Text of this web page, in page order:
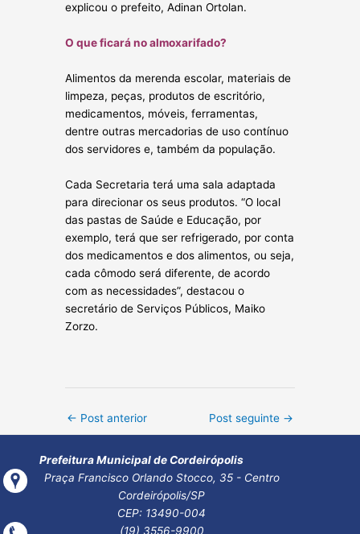
explicou o prefeito, Adinan Ortolan.
O que ficará no almoxarifado?
Alimentos da merenda escolar, materiais de
limpeza, peças, produtos de escritório,
medicamentos, móveis, ferramentas,
dentre outras mercadorias de uso contínuo
dos servidores e, também da população.
Cada Secretaria terá uma sala adaptada
para direcionar os seus produtos. “O local
das pastas de Saúde e Educação, por
exemplo, terá que ser refrigerado, por conta
dos medicamentos e dos alimentos, ou seja,
cada cômodo será diferente, de acordo
com as necessidades”, destacou o
secretário de Serviços Públicos, Maiko
Zorzo.
Post
← Post anterior Post seguinte →
Prefeitura Municipal de Cordeirópolis
Praça Francisco Orlando Stocco, 35 - Centro
Cordeirópolis/SP
CEP: 13490-004
(19) 3556-9900